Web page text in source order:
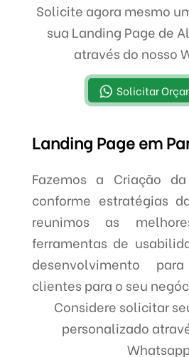
Solicite agora mesmo
sua Landing Page de
através do nosso
Solicitar
Landing Page em
Fazemos a Criação
conforme estratégias
reunimos as
ferramentas de
desenvolvimento
clientes para o seu
Considere solicitar
personalizado